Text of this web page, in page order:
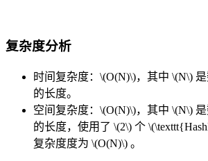
复杂度分析
时间复杂度： \(O(N)\)，其中 \(N\)
的长度。
空间复杂度： \(O(N)\)，其中 \(N\)
的长度，使用了 \(2\) 个
复杂度度为 \(O(N)\) 。